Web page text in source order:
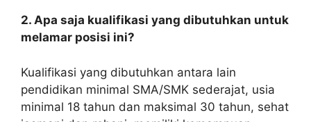
2. Apa saja kualifikasi yang dibutuhkan untuk
melamar posisi ini?
Kualifikasi yang dibutuhkan antara lain
pendidikan minimal SMA/SMK sederajat, usia
minimal 18 tahun dan maksimal 30 tahun, sehat